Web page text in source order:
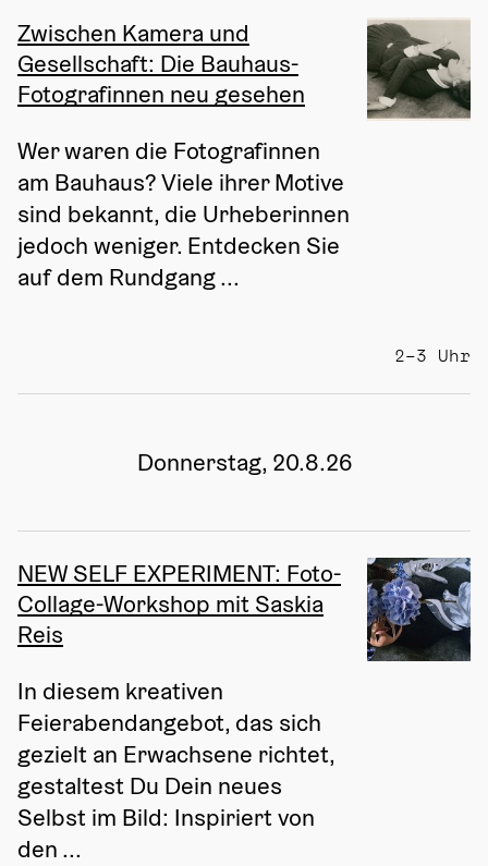
Zwischen Kamera und
Gesellschaft: Die Bauhaus-
Fotografinnen neu gesehen
Wer waren die Fotografinnen
am Bauhaus? Viele ihrer Motive
sind bekannt, die Urheberinnen
jedoch weniger. Entdecken Sie
auf dem Rundgang ...
2–3 Uhr
Donnerstag, 20.8.26
NEW SELF EXPERIMENT: Foto-
Collage-Workshop mit Saskia
Reis
In diesem kreativen
Feierabendangebot, das sich
gezielt an Erwachsene richtet,
gestaltest Du Dein neues
Selbst im Bild: Inspiriert von
den ...